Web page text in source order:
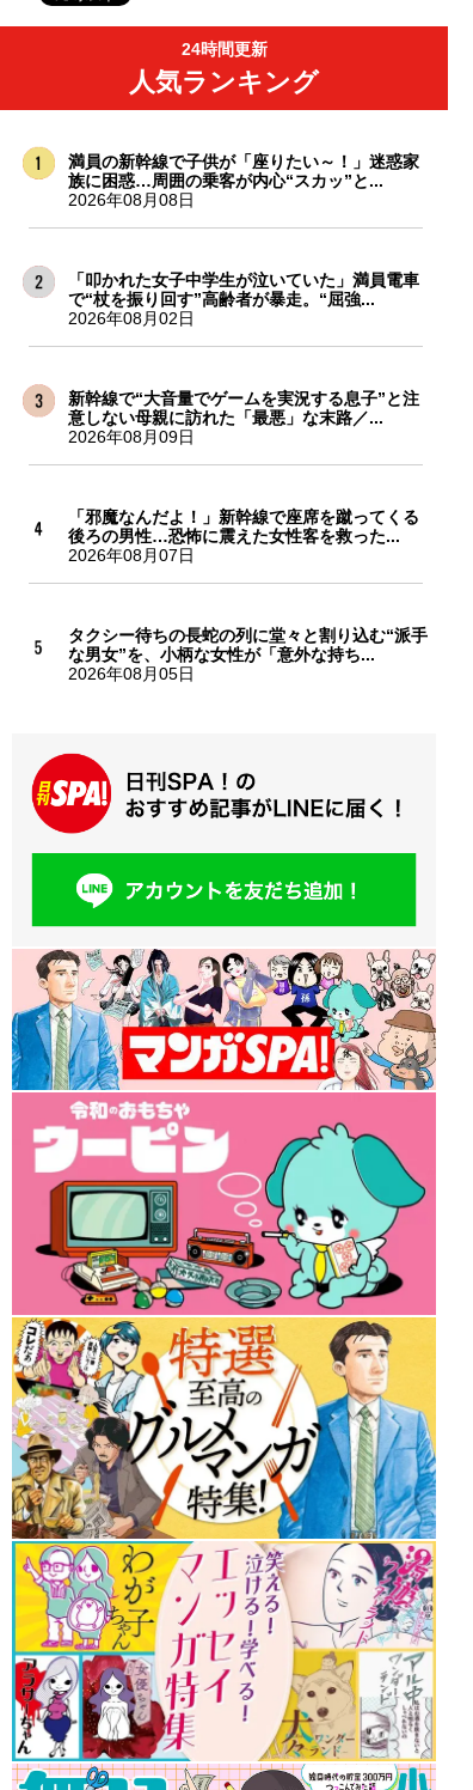
24時間更新
人気ランキング
満員の新幹線で子供が「座りたい～！」迷惑家
族に困惑…周囲の乗客が内心“スカッ”と...
2026年08月08日
「叩かれた女子中学生が泣いていた」満員電車
で“杖を振り回す”高齢者が暴走。“屈強...
2026年08月02日
新幹線で“大音量でゲームを実況する息子”と注
意しない母親に訪れた「最悪」な末路／...
2026年08月09日
「邪魔なんだよ！」新幹線で座席を蹴ってくる
後ろの男性…恐怖に震えた女性客を救った...
2026年08月07日
タクシー待ちの長蛇の列に堂々と割り込む“派手
な男女”を、小柄な女性が「意外な持ち...
2026年08月05日